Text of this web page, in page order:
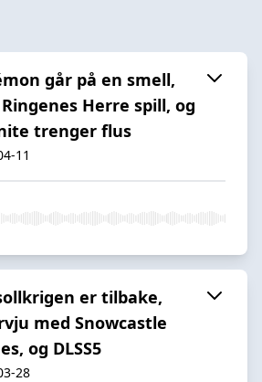
går på en smell,
Herre spill, og
trenger flus
11
er tilbake,
med Snowcastle
og DLSS5
28